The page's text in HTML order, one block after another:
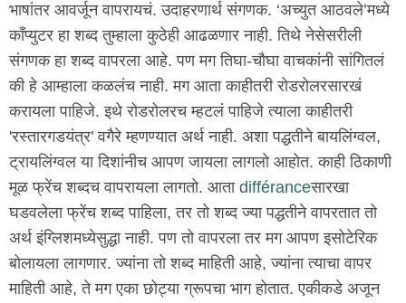
भाषांतर आवर्जून वापरायचं. उदाहरणार्थ संगणक. ‘अच्युत आठवले’मध्ये
कॉंप्युटर हा शब्द तुम्हाला कुठेही आढळणार नाही. तिथे नेसेसरीली
संगणक हा शब्द वापरला आहे. पण मग तिघा-चौघा वाचकांनी सांगितलं
की हे आम्हाला कळलंच नाही. मग आता काहीतरी रोडरोलरसारखं
करायला पाहिजे. इथे रोडरोलरच म्हटलं पाहिजे त्याला काहीतरी
'रस्तारगडयंत्र' वगैरे म्हणण्यात अर्थ नाही. अशा पद्धतीने बायलिंग्वल,
ट्रायलिंग्वल या दिशांनीच आपण जायला लागलो आहोत. काही ठिकाणी
मूळ फ्रेंच शब्दच वापरायला लागतो. आता différanceसारखा
घडवलेला फ्रेंच शब्द पाहिला, तर तो शब्द ज्या पद्धतीने वापरतात तो
अर्थ इंग्लिशमध्येसुद्धा नाही. पण तो वापरला तर मग आपण इसोटेरिक
बोलायला लागणार. ज्यांना तो शब्द माहिती आहे, ज्यांना त्याचा वापर
माहिती आहे, ते मग एका छोट्या ग्रूपचा भाग होतात. एकीकडे अजून